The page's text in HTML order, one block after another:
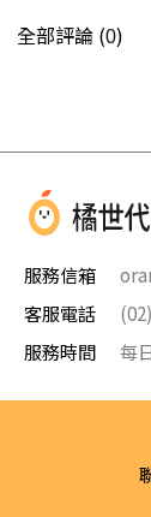
全部評論 (0)
服務信箱
客服電話
服務時間
每